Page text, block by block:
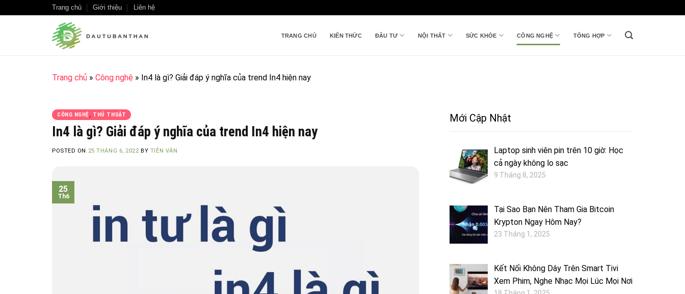
to
Trang chủ Giới thiệu Liên hệ
TRANG CHỦ KIẾN THỨC ĐẦU TƯ NỘI THẤT SỨC KHỎE CÔNG NGHỆ TỔNG HỢP
Trang chủ » Công nghệ » In4 là gì? Giải đáp ý nghĩa của trend In4 hiện nay
CÔNG NGHỆ, THỦ THUẬT
In4 là gì? Giải đáp ý nghĩa của trend In4 hiện nay
POSTED ON 25 THÁNG 6, 2022BY TIÊN VÂN
25
Th6
Mới Cập Nhật
Laptop sinh viên pin trên 10 giờ: Học
cả ngày không lo sạc
9 Tháng 8, 2025
Tại Sao Bạn Nên Tham Gia Bitcoin
Krypton Ngay Hôm Nay?
23 Tháng 1, 2025
Kết Nối Không Dây Trên Smart Tivi
Xem Phim, Nghe Nhạc Mọi Lúc Mọi Nơi